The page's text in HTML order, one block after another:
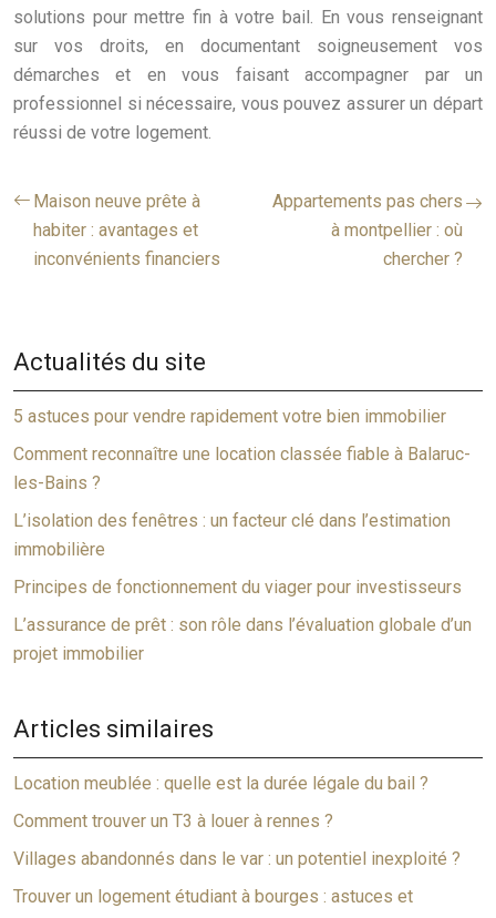
solutions pour mettre fin à votre bail. En vous renseignant
sur vos droits, en documentant soigneusement vos
démarches et en vous faisant accompagner par un
professionnel si nécessaire, vous pouvez assurer un départ
réussi de votre logement.
Maison neuve prête à
habiter : avantages et
inconvénients financiers
Appartements pas chers
à montpellier : où
chercher ?
Actualités du site
5 astuces pour vendre rapidement votre bien immobilier
Comment reconnaître une location classée fiable à Balaruc-
les-Bains ?
L’isolation des fenêtres : un facteur clé dans l’estimation
immobilière
Principes de fonctionnement du viager pour investisseurs
L’assurance de prêt : son rôle dans l’évaluation globale d’un
projet immobilier
Articles similaires
Location meublée : quelle est la durée légale du bail ?
Comment trouver un T3 à louer à rennes ?
Villages abandonnés dans le var : un potentiel inexploité ?
Trouver un logement étudiant à bourges : astuces et